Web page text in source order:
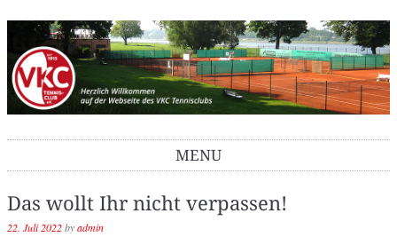
VKC Tennisclub
MENU
Das wollt Ihr nicht verpassen!
22. Juli 2022byadmin